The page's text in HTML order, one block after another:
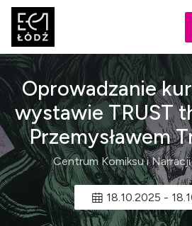
Oprowadzanie
wystawie TRUST
Przemysławem
Centrum Komiksu i
18.10.2025 -